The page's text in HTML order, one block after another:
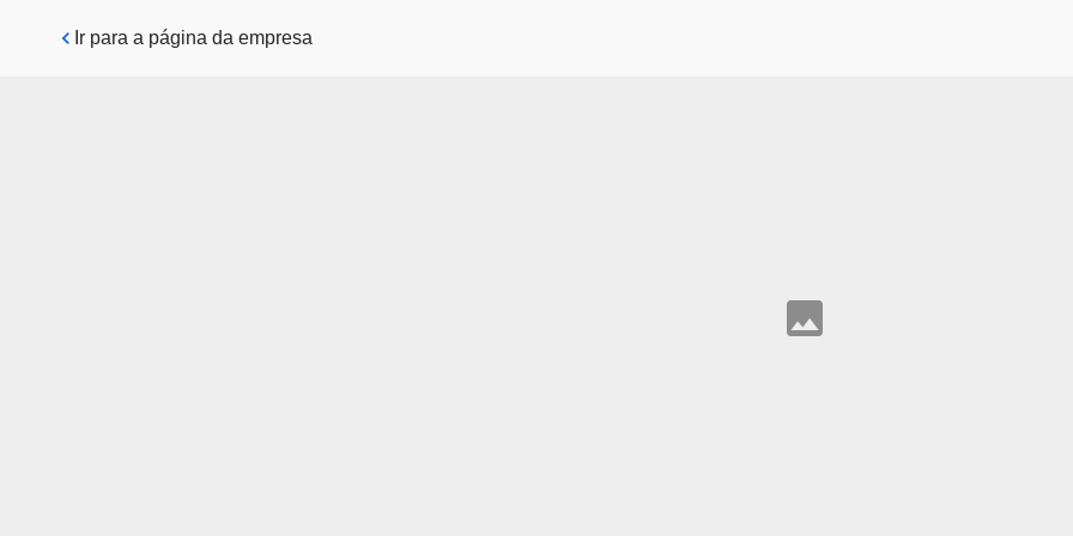
Pular para o conteúdo principal
Ir para a página da empresa